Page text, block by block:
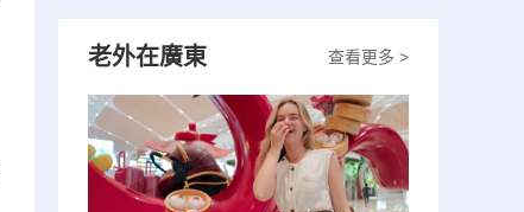
查看更多 >
老外在廣東